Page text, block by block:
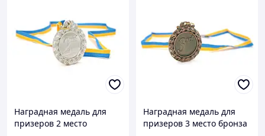
Наградная медаль для
призеров 2 место
Наградная медаль для
призеров 3 место бронза